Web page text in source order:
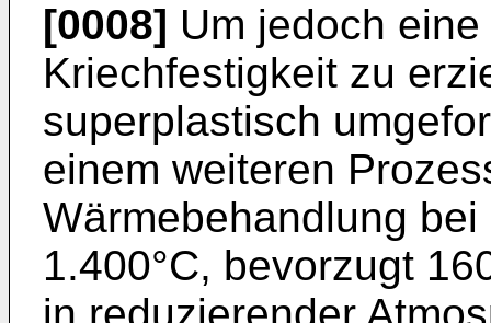
[0008] Um jedoch
Kriechfestigkeit zu
superplastisch
einem weiteren
Wärmebehandlung
1.400°C, bevorzugt